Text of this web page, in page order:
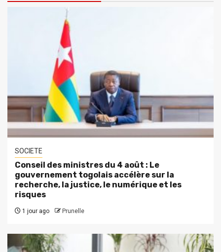
SOCIETE
Conseil des ministres du 4 août : Le
gouvernement togolais accélère sur la
recherche, la justice, le numérique et les
risques
1 jour ago Prunelle